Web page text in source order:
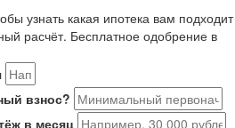
узнать какая ипотека вам подходит
расчёт. Бесплатное одобрение в
взнос?
в месяц